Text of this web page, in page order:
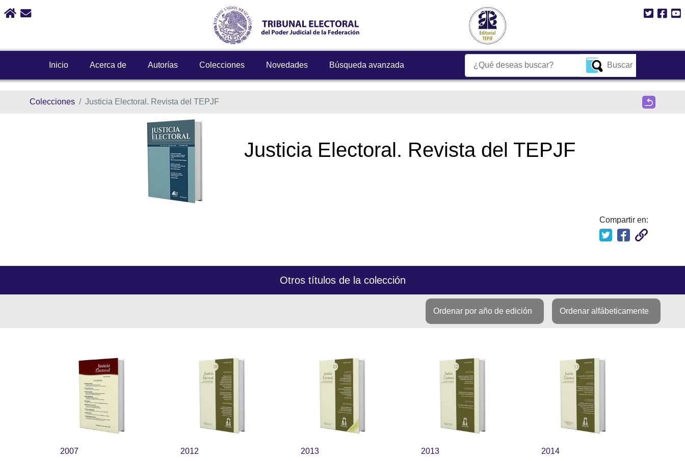
Escribir
contactoweb@te.gob.mx
Inicio
Acerca de Autorías Colecciones Novedades Búsqueda avanzada Buscar
Colecciones Justicia Electoral. Revista del TEPJF
Justicia Electoral. Revista del TEPJF
Compartir en:
Otros títulos de la colección
Ordenar por año de edición Ordenar alfábeticamente
2007 2012 2013 2013 2014